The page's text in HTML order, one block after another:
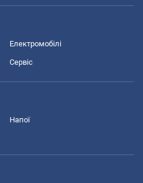
Електромобілі
Сервіс
Напої